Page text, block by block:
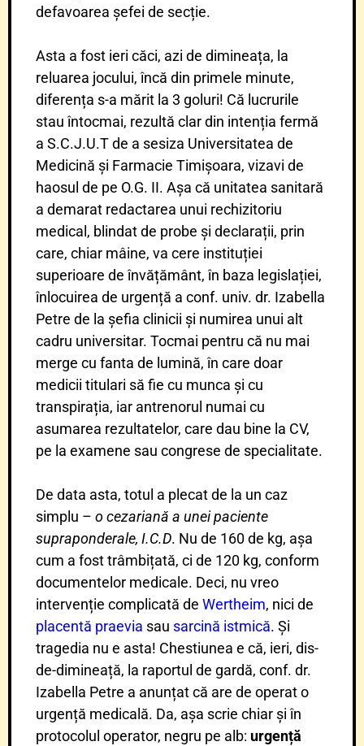
defavoarea șefei de secție.
Asta a fost ieri căci, azi de dimineața, la
reluarea jocului, încă din primele minute,
diferența s-a mărit la 3 goluri! Că lucrurile
stau întocmai, rezultă clar din intenția fermă
a S.C.J.U.T de a sesiza Universitatea de
Medicină și Farmacie Timișoara, vizavi de
haosul de pe O.G. II. Așa că unitatea sanitară
a demarat redactarea unui rechizitoriu
medical, blindat de probe și declarații, prin
care, chiar mâine, va cere instituției
superioare de învățământ, în baza legislației,
înlocuirea de urgență a conf. univ. dr. Izabella
Petre de la șefia clinicii și numirea unui alt
cadru universitar. Tocmai pentru că nu mai
merge cu fanta de lumină, în care doar
medicii titulari să fie cu munca și cu
transpirația, iar antrenorul numai cu
asumarea rezultatelor, care dau bine la CV,
pe la examene sau congrese de specialitate.
De data asta, totul a plecat de la un caz
simplu – o cezariană a unei paciente
supraponderale, I.C.D. Nu de 160 de kg, așa
cum a fost trâmbițată, ci de 120 kg, conform
documentelor medicale. Deci, nu vreo
intervenție complicată de Wertheim, nici de
placentă praevia sau sarcină istmică. Și
tragedia nu e asta! Chestiunea e că, ieri, dis-
de-dimineață, la raportul de gardă, conf. dr.
Izabella Petre a anunțat că are de operat o
urgență medicală. Da, așa scrie chiar și în
protocolul operator, negru pe alb: urgență